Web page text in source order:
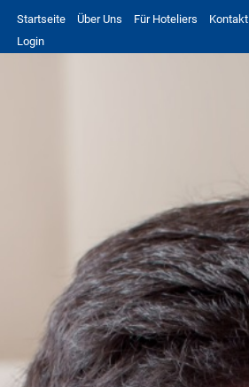
Startseite Über Uns Für Hoteliers
Kontakt
Login